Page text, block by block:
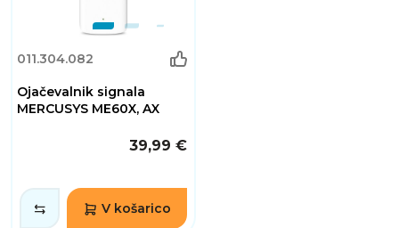
011.304.082
Ojačevalnik signala
MERCUSYS ME60X, AX
39,99 €
V košarico